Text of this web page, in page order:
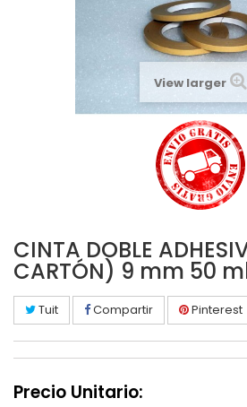
View larger
CINTA DOBLE
CARTÓN) 9 mm 50
Tuit Compartir Pinterest
Precio Unitario: